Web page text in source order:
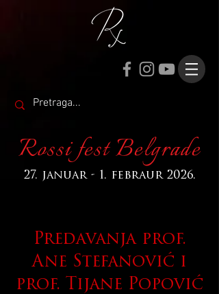
Rossi fest Belgrade
27. januar - 1. febraur 2026.
Predavanja prof.
Ane Stefanović i
prof. Tijane Popović